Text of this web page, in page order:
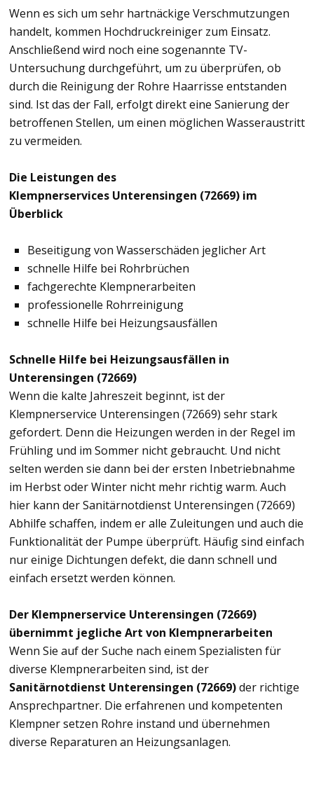
Wenn es sich um sehr hartnäckige Verschmutzungen
handelt, kommen Hochdruckreiniger zum Einsatz.
Anschließend wird noch eine sogenannte TV-
Untersuchung durchgeführt, um zu überprüfen, ob
durch die Reinigung der Rohre Haarrisse entstanden
sind. Ist das der Fall, erfolgt direkt eine Sanierung der
betroffenen Stellen, um einen möglichen Wasseraustritt
zu vermeiden.
Die Leistungen des
Klempnerservices Unterensingen (72669) im
Überblick
Beseitigung von Wasserschäden jeglicher Art
schnelle Hilfe bei Rohrbrüchen
fachgerechte Klempnerarbeiten
professionelle Rohrreinigung
schnelle Hilfe bei Heizungsausfällen
Schnelle Hilfe bei Heizungsausfällen in
Unterensingen (72669)
Wenn die kalte Jahreszeit beginnt, ist der
Klempnerservice Unterensingen (72669) sehr stark
gefordert. Denn die Heizungen werden in der Regel im
Frühling und im Sommer nicht gebraucht. Und nicht
selten werden sie dann bei der ersten Inbetriebnahme
im Herbst oder Winter nicht mehr richtig warm. Auch
hier kann der Sanitärnotdienst Unterensingen (72669)
Abhilfe schaffen, indem er alle Zuleitungen und auch die
Funktionalität der Pumpe überprüft. Häufig sind einfach
nur einige Dichtungen defekt, die dann schnell und
einfach ersetzt werden können.
Der Klempnerservice Unterensingen (72669)
übernimmt jegliche Art von Klempnerarbeiten
Wenn Sie auf der Suche nach einem Spezialisten für
diverse Klempnerarbeiten sind, ist der
Sanitärnotdienst Unterensingen (72669)der richtige
Ansprechpartner. Die erfahrenen und kompetenten
Klempner setzen Rohre instand und übernehmen
diverse Reparaturen an Heizungsanlagen.